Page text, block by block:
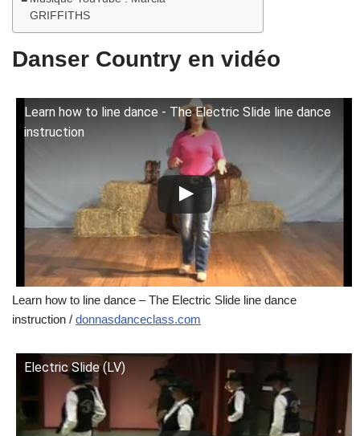
GRIFFITHS
Danser Country en vidéo
Learn how to line dance - The Electric Slide line dance
instruction
Learn how to line dance – The Electric Slide line dance
instruction / donnasdanceclass.com
Electric Slide (LV)